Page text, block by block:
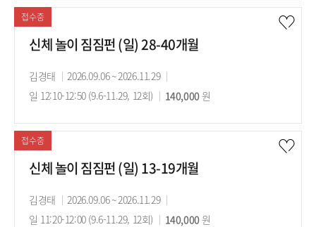
간
간
료
접수중
신체 놀이 짐짐펀 (일) 28-40개월
강
사
김경태
강
의
간
2026.09.06 ~ 2026.11.29
의
간
일 12:10-12:50 (9.6-11.29, 12회)
수
료
140,000원
접수중
신체 놀이 짐짐펀 (일) 13-19개월
강
사
김경태
강
의
2026.09.06 ~ 2026.11.29
의
일 11:20-12:00 (9.6-11.29, 12회)
수
140,000원